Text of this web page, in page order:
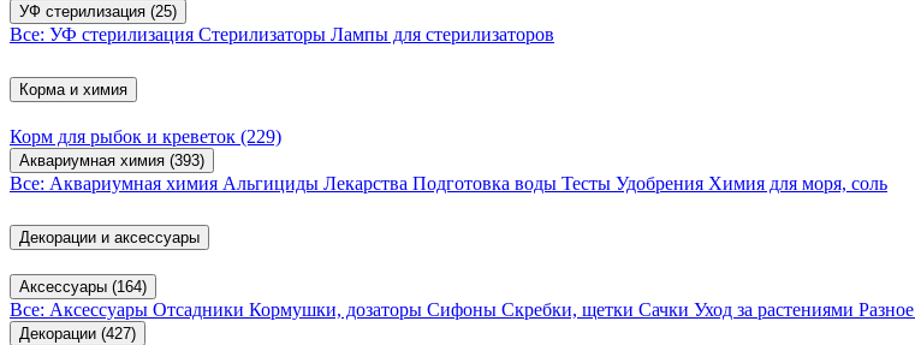
УФ стерилизация (25)
Все: УФ стерилизация Стерилизаторы Лампы для стерилизаторов
Корма и химия
Корм для рыбок и креветок (229)
Аквариумная химия (393)
Все: Аквариумная химия Альгициды Лекарства Подготовка воды Тесты Удобрения Химия для моря, соль
Декорации и аксессуары
Аксессуары (164)
Все: Аксессуары Отсадники Кормушки, дозаторы Сифоны Скребки, щетки Сачки Уход за растениями Разное
Декорации (427)